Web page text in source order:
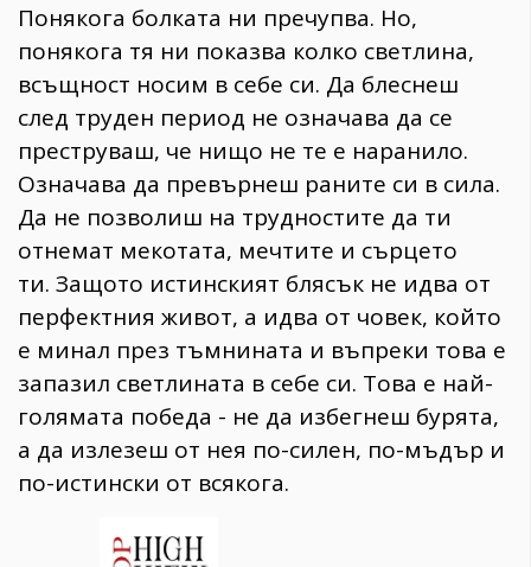
Понякога болката ни пречупва. Но,
понякога тя ни показва колко светлина,
всъщност носим в себе си. Да блеснеш
след труден период не означава да се
преструваш, че нищо не те е наранило.
Означава да превърнеш раните си в сила.
Да не позволиш на трудностите да ти
отнемат мекотата, мечтите и сърцето
ти. Защото истинският блясък не идва от
перфектния живот, а идва от човек, който
е минал през тъмнината и въпреки това е
запазил светлината в себе си. Това е най-
голямата победа - не да избегнеш бурята,
а да излезеш от нея по-силен, по-мъдър и
по-истински от всякога.